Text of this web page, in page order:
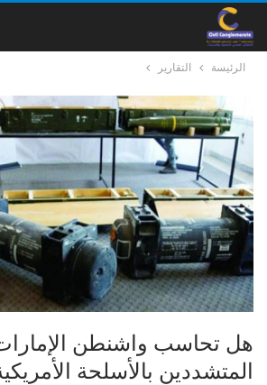
الرئيسة التقارير
هل تحاسب واشنطن
المتشددين بالأسلحة